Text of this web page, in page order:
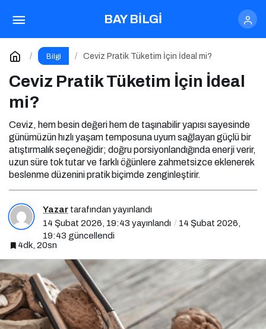
BAY BİLGİ
Bilgi Ceviz Pratik Tüketim İçin İdeal mi?
Ceviz Pratik Tüketim İçin İdeal
mi?
Ceviz, hem besin değeri hem de taşınabilir yapısı sayesinde
günümüzün hızlı yaşam temposuna uyum sağlayan güçlü bir
atıştırmalık seçeneğidir; doğru porsiyonlandığında enerji verir,
uzun süre tok tutar ve farklı öğünlere zahmetsizce eklenerek
beslenme düzenini pratik biçimde zenginleştirir.
Yazar tarafından yayınlandı
14 Şubat 2026, 19:43 yayınlandı
14 Şubat 2026,
19:43 güncellendi
4dk, 20sn
Ceviz Ofiste Tüketilir mi?
Yorum Yap